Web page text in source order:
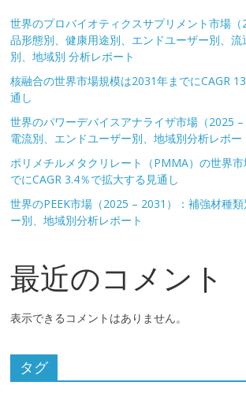
世界のプロバイオティクスサプリメント市場
品形態別、健康用途別、エンドユーザー別、
別、地域別 分析レポート
核融合の世界市場規模は2031年までにCAGR
通し
世界のパワーデバイスアナライザ市場（2025 –
電流別、エンドユーザー別、地域別分析レポー
ポリメチルメタクリレート（PMMA）の世界
でにCAGR 3.4％で拡大する見通し
世界のPEEK市場（2025 – 2031）：補強材種
ー別、地域別分析レポート
最近のコメント
表示できるコメントはありません。
タグ